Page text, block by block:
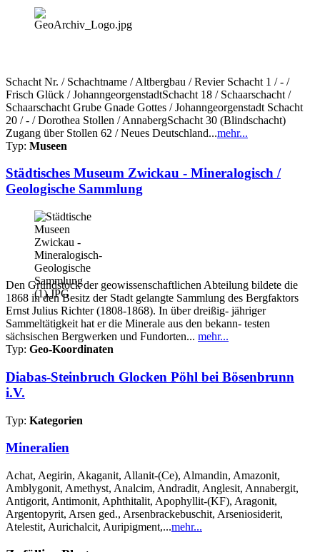
Schacht Nr. / Schachtname / Altbergbau / Revier Schacht 1 / - /
Frisch Glück / JohanngeorgenstadtSchacht 18 / Schaarschacht /
Schaarschacht Grube Gnade Gottes / Johanngeorgenstadt Schacht
20 / - / Dorothea Stollen / AnnabergSchacht 30 (Blindschacht)
Zugang über Stollen 62 / Neues Deutschland...mehr...
Typ: Museen
Städtisches Museum Zwickau - Mineralogisch /
Geologische Sammlung
Den Grundstock der geowissenschaftlichen Abteilung bildete die
1868 in den Besitz der Stadt gelangte Sammlung des Bergfaktors
Ernst Julius Richter (1808-1868). In über dreißig- jähriger
Sammeltätigkeit hat er die Minerale aus den bekann- testen
sächsischen Bergwerken und Fundorten... mehr...
Typ: Geo-Koordinaten
Diabas-Steinbruch Glocken Pöhl bei Bösenbrunn
i.V.
Typ: Kategorien
Mineralien
Achat, Aegirin, Akaganit, Allanit-(Ce), Almandin, Amazonit,
Amblygonit, Amethyst, Analcim, Andradit, Anglesit, Annabergit,
Antigorit, Antimonit, Aphthitalit, Apophyllit-(KF), Aragonit,
Argentopyrit, Arsen ged., Arsenbrackebuschit, Arseniosiderit,
Atelestit, Aurichalcit, Auripigment,...mehr...